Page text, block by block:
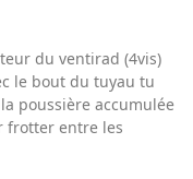
du ventirad (4vis)
le bout du tuyau tu
poussière accumulée
frotter entre les